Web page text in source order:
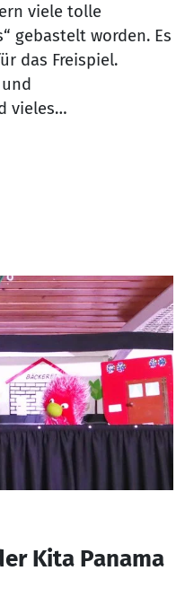
viele tolle
gebastelt worden. Es
das Freispiel.
vieles…
Kita Panama